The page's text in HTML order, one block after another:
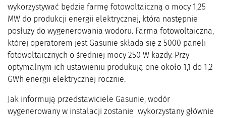
wykorzystywać będzie farmę fotowoltaiczną o mocy 1,25
MW do produkcji energii elektrycznej, która następnie
posłuży do wygenerowania wodoru. Farma fotowoltaiczna,
której operatorem jest Gasunie składa się z 5000 paneli
fotowoltaicznych o średniej mocy 250 W każdy. Przy
optymalnym ich ustawieniu produkują one około 1,1 do 1,2
GWh energii elektrycznej rocznie.
Jak informują przedstawiciele Gasunie, wodór
wygenerowany w instalacji zostanie wykorzystany głównie